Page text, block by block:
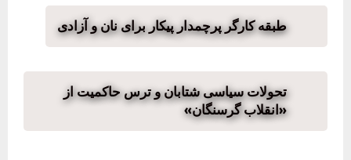
طبقه کارگر پرچمدار پیکار برای نان و آزادی
تحولات سیاسی شتابان و ترس حاکمیت از
«انقلاب گرسنگان»